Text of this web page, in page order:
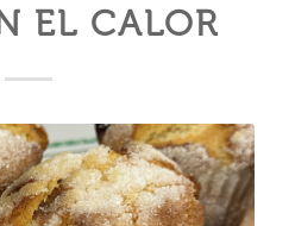
EL CALOR